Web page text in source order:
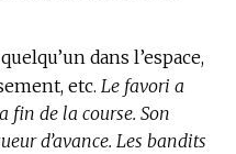
dans l’espace,
etc. Le favori a
fin de la course. Son
d’avance. Les bandits